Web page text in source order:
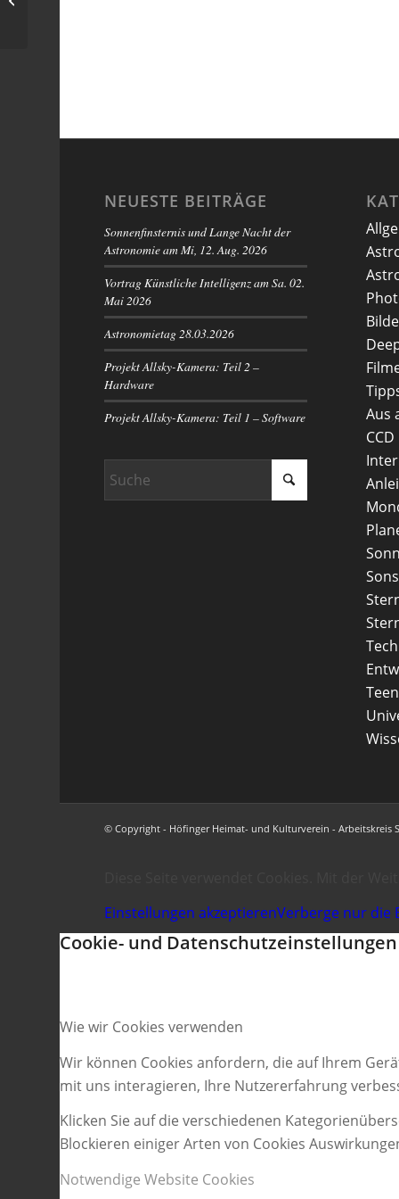
NEUESTE BEITRÄGE
Sonnenfinsternis und Lange Nacht der
Astronomie am Mi, 12. Aug. 2026
Vortrag Künstliche Intelligenz am Sa. 02.
Mai 2026
Astronomietag 28.03.2026
Projekt Allsky-Kamera: Teil 2 –
Hardware
Projekt Allsky-Kamera: Teil 1 – Software
Aus
CCD
© Copyright - Höfinger Heimat- und Kulturverein - Arbeitskreis
Einstellungen akzeptierenVerberge nur die
Cookie- und Datenschutzeinstellungen
Wie wir Cookies verwenden
Wir können Cookies anfordern, die auf Ihrem
mit uns interagieren, Ihre Nutzererfahrung
Klicken Sie auf die verschiedenen
Blockieren einiger Arten von Cookies
Notwendige Website Cookies